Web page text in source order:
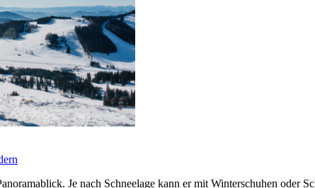
Je nach Schneelage kann er mit Winterschuhen oder